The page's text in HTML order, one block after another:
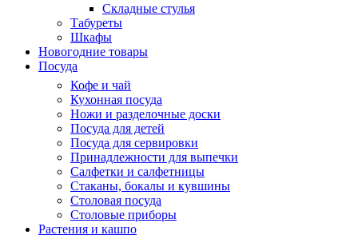
Складные стулья
Табуреты
Шкафы
Новогодние товары
Посуда
Кофе и чай
Кухонная посуда
Ножи и разделочные доски
Посуда для детей
Посуда для сервировки
Принадлежности для выпечки
Салфетки и салфетницы
Стаканы, бокалы и кувшины
Столовая посуда
Столовые приборы
Растения и кашпо